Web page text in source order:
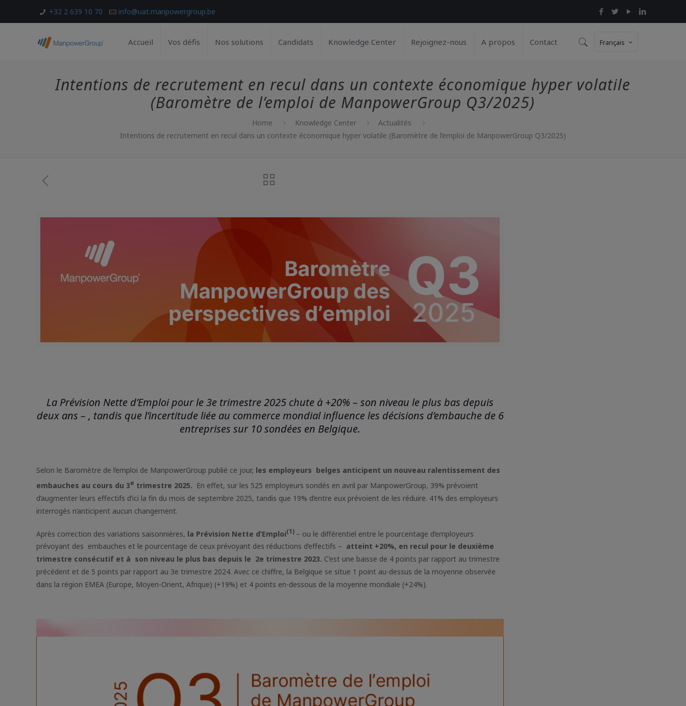
+32 2 639 10 70 info@uat.manpowergroup.be
Accueil Vos défis Nos solutions Candidats Knowledge Center Rejoignez-nous A propos Contact Français
Intentions de recrutement en recul dans un contexte économique hyper volatile
(Baromètre de l’emploi de ManpowerGroup Q3/2025)
Home Knowledge Center
Actualités
Intentions de recrutement en recul dans un contexte économique hyper volatile (Baromètre de l’emploi de ManpowerGroup Q3/2025)
La Prévision Nette d’Emploi pour le 3e trimestre 2025 chute à +20% – son niveau le plus bas depuis
deux ans – , tandis que l’incertitude liée au commerce mondial influence les décisions d’embauche de 6
entreprises sur 10 sondées en Belgique.
Selon le Baromètre de l’emploi de ManpowerGroup publié ce jour, les employeurs belges anticipent un nouveau ralentissement des
embauches au cours du 3e trimestre 2025. En effet, sur les 525 employeurs sondés en avril par ManpowerGroup, 39% prévoient
d’augmenter leurs effectifs d’ici la fin du mois de septembre 2025, tandis que 19% d’entre eux prévoient de les réduire. 41% des employeurs
interrogés n’anticipent aucun changement.
Après correction des variations saisonnières, la Prévision Nette d’Emploi(1) – ou le différentiel entre le pourcentage d’employeurs
prévoyant des embauches et le pourcentage de ceux prévoyant des réductions d’effectifs – atteint +20%, en recul pour le deuxième
trimestre consécutif et à son niveau le plus bas depuis le 2e trimestre 2023. C’est une baisse de 4 points par rapport au trimestre
précédent et de 5 points par rapport au 3e trimestre 2024. Avec ce chiffre, la Belgique se situe 1 point au-dessus de la moyenne observée
dans la région EMEA (Europe, Moyen-Orient, Afrique) (+19%) et 4 points en-dessous de la moyenne mondiale (+24%).